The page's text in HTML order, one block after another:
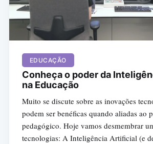
EDUCAÇÃO
Conheça o poder da
na Educação
Muito se discute sobre as inovações
podem ser benéficas quando aliadas ao
pedagógico. Hoje vamos desmembrar
tecnologias: A Inteligência Artificial (e